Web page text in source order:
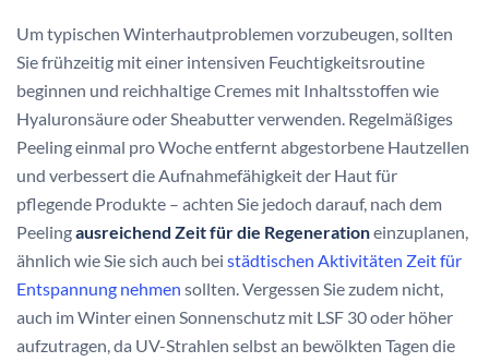
Um typischen Winterhautproblemen vorzubeugen, sollten
Sie frühzeitig mit einer intensiven Feuchtigkeitsroutine
beginnen und reichhaltige Cremes mit Inhaltsstoffen wie
Hyaluronsäure oder Sheabutter verwenden. Regelmäßiges
Peeling einmal pro Woche entfernt abgestorbene Hautzellen
und verbessert die Aufnahmefähigkeit der Haut für
pflegende Produkte – achten Sie jedoch darauf, nach dem
Peelingausreichend Zeit für die Regenerationeinzuplanen,
ähnlich wie Sie sich auch bei städtischen Aktivitäten Zeit für
Entspannung nehmen sollten. Vergessen Sie zudem nicht,
auch im Winter einen Sonnenschutz mit LSF 30 oder höher
aufzutragen, da UV-Strahlen selbst an bewölkten Tagen die